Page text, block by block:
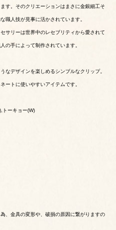
す。そのクリエーションはまさに金銀細工そ
職人技が見事に活かされています。
サリーは世界中のレセブリティから愛されて
の手によって制作されています。
なデザインを楽しめるシンブルなクリップ。
ートに使いやすいアイテムです。
トーキョー(W)
、金具の変形や、破損の原因に繋がりますの